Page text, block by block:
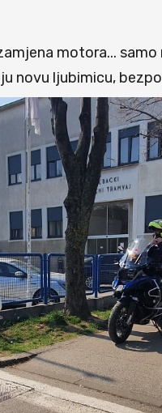
motora...
novu ljubimicu,